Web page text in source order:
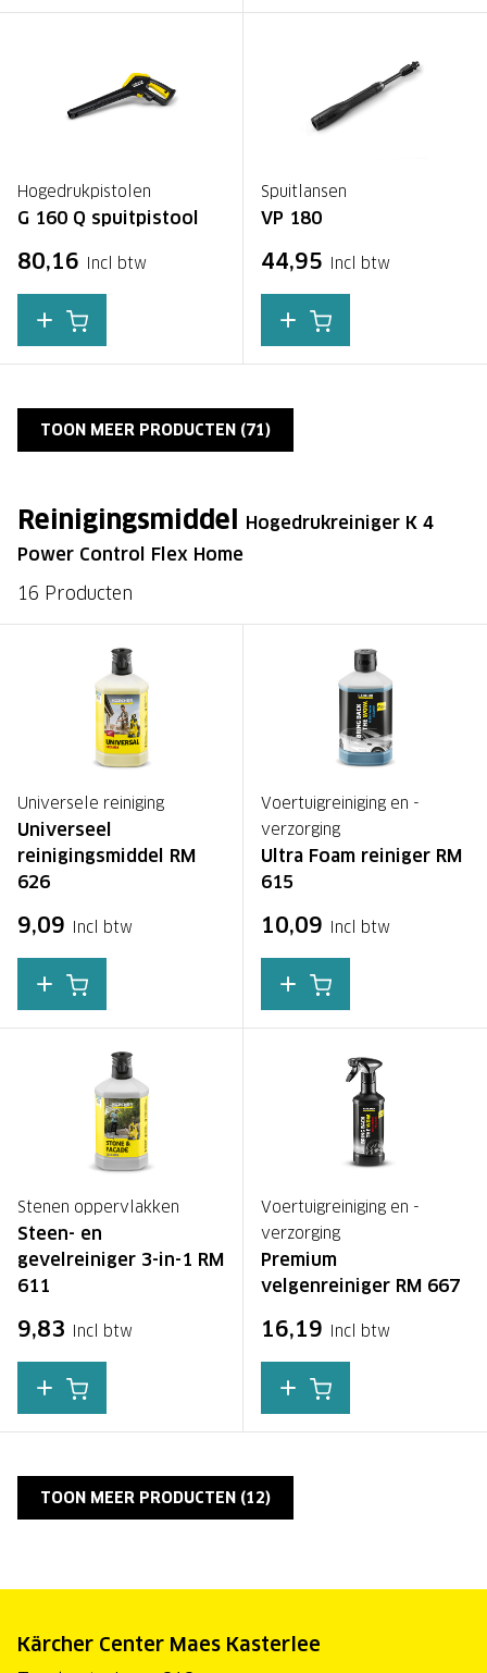
Hogedrukpistolen
G 160 Q spuitpistool
80,16 Incl btw
Spuitlansen
VP 180
44,95 Incl btw
TOON MEER PRODUCTEN (71)
Reinigingsmiddel
Hogedrukreiniger K 4
Power Control Flex Home
16 Producten
Universele reiniging
Universeel
reinigingsmiddel RM
626
9,09 Incl btw
Voertuigreiniging en -
verzorging
Ultra Foam reiniger RM
615
10,09 Incl btw
Stenen oppervlakken
Steen- en
gevelreiniger 3-in-1 RM
611
9,83 Incl btw
Voertuigreiniging en -
verzorging
Premium
velgenreiniger RM 667
16,19 Incl btw
TOON MEER PRODUCTEN (12)
Kärcher Center Maes Kasterlee